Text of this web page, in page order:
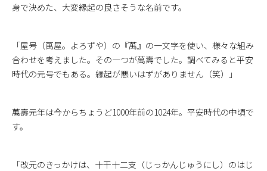
身で決めた、大変縁起の良さそうな名前です。
「屋号（萬屋。よろずや）の『萬』の一文字を使い、様々な組み
合わせを考えました。その一つが萬壽でした。調べてみると平安
時代の元号でもある。縁起が悪いはずがありません（笑）」
萬壽元年は今からちょうど1000年前の1024年。平安時代の中頃で
す。
「改元のきっかけは、十干十二支（じっかんじゅうにし）のはじ